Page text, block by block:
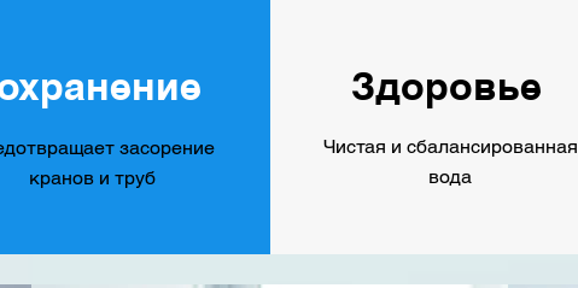
засорение
кранов и труб
Здоровье
Чистая и сбалансированная
вода